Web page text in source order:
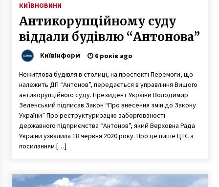
КИЇВНОВИНИ
Антикорупційному суду
віддали будівлю “Антонова”
КиївІнформ 6 років ago
Нежитлова будівля в столиці, на проспекті Перемоги, що
належить ДП “Антонов”, передається в управління Вищого
антикорупційного суду. Президент України Володимир
Зеленський підписав Закон “Про внесення змін до Закону
України” Про реструктуризацію заборгованості
державного підприємства “Антонов”, який Верховна Рада
України ухвалила 18 червня 2020 року. Про це пише ЦТС з
посиланням […]